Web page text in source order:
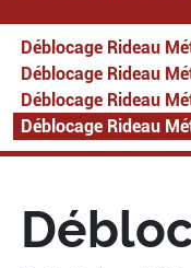
Déblocage Rideau
Déblocage Rideau
Déblocage Rideau
Déblocage Rideau